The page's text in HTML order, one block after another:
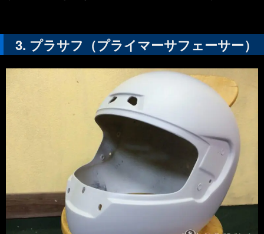
プラサフ（プライマーサフェーサー）